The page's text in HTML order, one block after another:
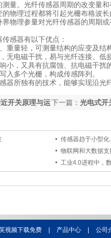
量。光纤传感器周期的改变量
物理过程都将引起光栅布格波
物理参量对光纤传感器的周期
感器有以下优点：
重量轻，可测量结构的应变及结
无电磁干扰，易与光纤连接、
小，又具有抗腐蚀、抗电磁干
入多个光栅，构成传感阵列。
器所独有的技术，能够实现沿
下一篇： 光电式开
开关原理与运
传感器趋于小型
物联网和大数据
工业4.0进程中，
视频下载免费 产品中心 公司